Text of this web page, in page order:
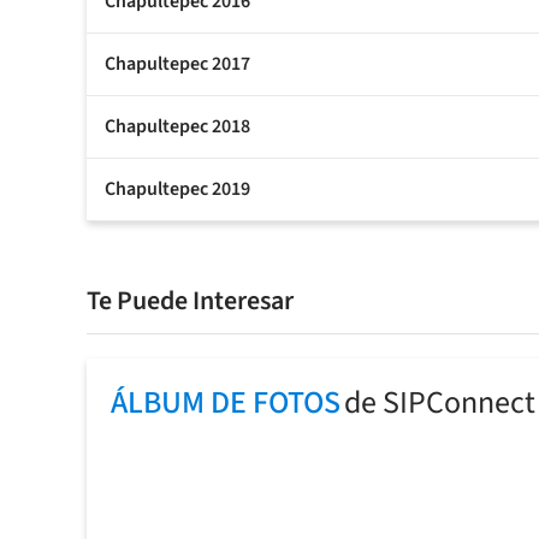
Chapultepec 2017
Chapultepec 2018
Chapultepec 2019
Te Puede Interesar
ÁLBUM DE FOTOSde